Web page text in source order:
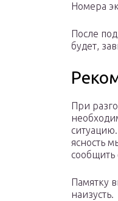
Номера
После
будет,
При
ситуацию.
ясность
Памятку
наизусть.